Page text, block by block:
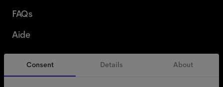
Consent Details About
FAQs
Aide
Belgique